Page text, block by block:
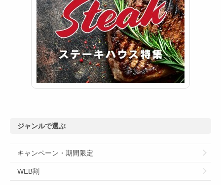
ジャンルで選ぶ
キャンペーン・期間限定
WEB割